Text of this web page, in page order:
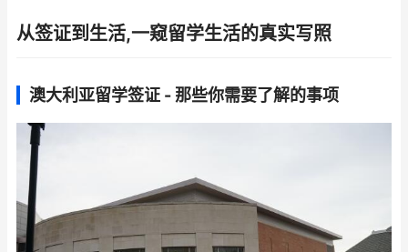
从签证到生活,一窥留学生活的真实写照
澳大利亚留学签证 - 那些你需要了解的事项